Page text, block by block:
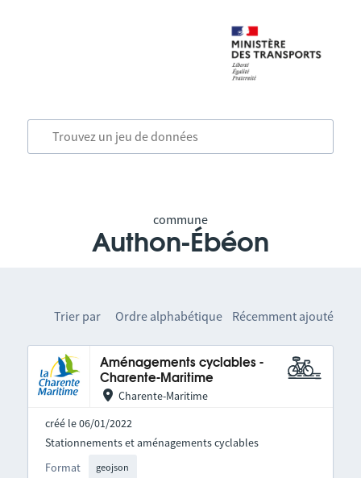
commune
Authon-Ébéon
Trier par Ordre alphabétique Récemment ajouté
Aménagements cyclables -
Charente-Maritime
Charente-Maritime
créé le 06/01/2022
Format geojson
Stationnements et aménagements cyclables